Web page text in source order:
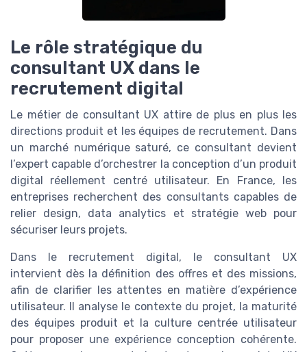
Le rôle stratégique du
consultant UX dans le
recrutement digital
Le métier de consultant UX attire de plus en plus les
directions produit et les équipes de recrutement. Dans
un marché numérique saturé, ce consultant devient
l’expert capable d’orchestrer la conception d’un produit
digital réellement centré utilisateur. En France, les
entreprises recherchent des consultants capables de
relier design, data analytics et stratégie web pour
sécuriser leurs projets.
Dans le recrutement digital, le consultant UX
intervient dès la définition des offres et des missions,
afin de clarifier les attentes en matière d’expérience
utilisateur. Il analyse le contexte du projet, la maturité
des équipes produit et la culture centrée utilisateur
pour proposer une expérience conception cohérente.